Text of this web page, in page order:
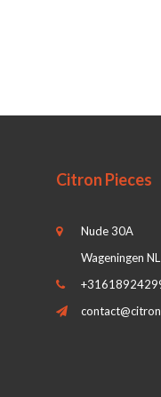
Citron Pieces
Nude 30A
Wageningen NL